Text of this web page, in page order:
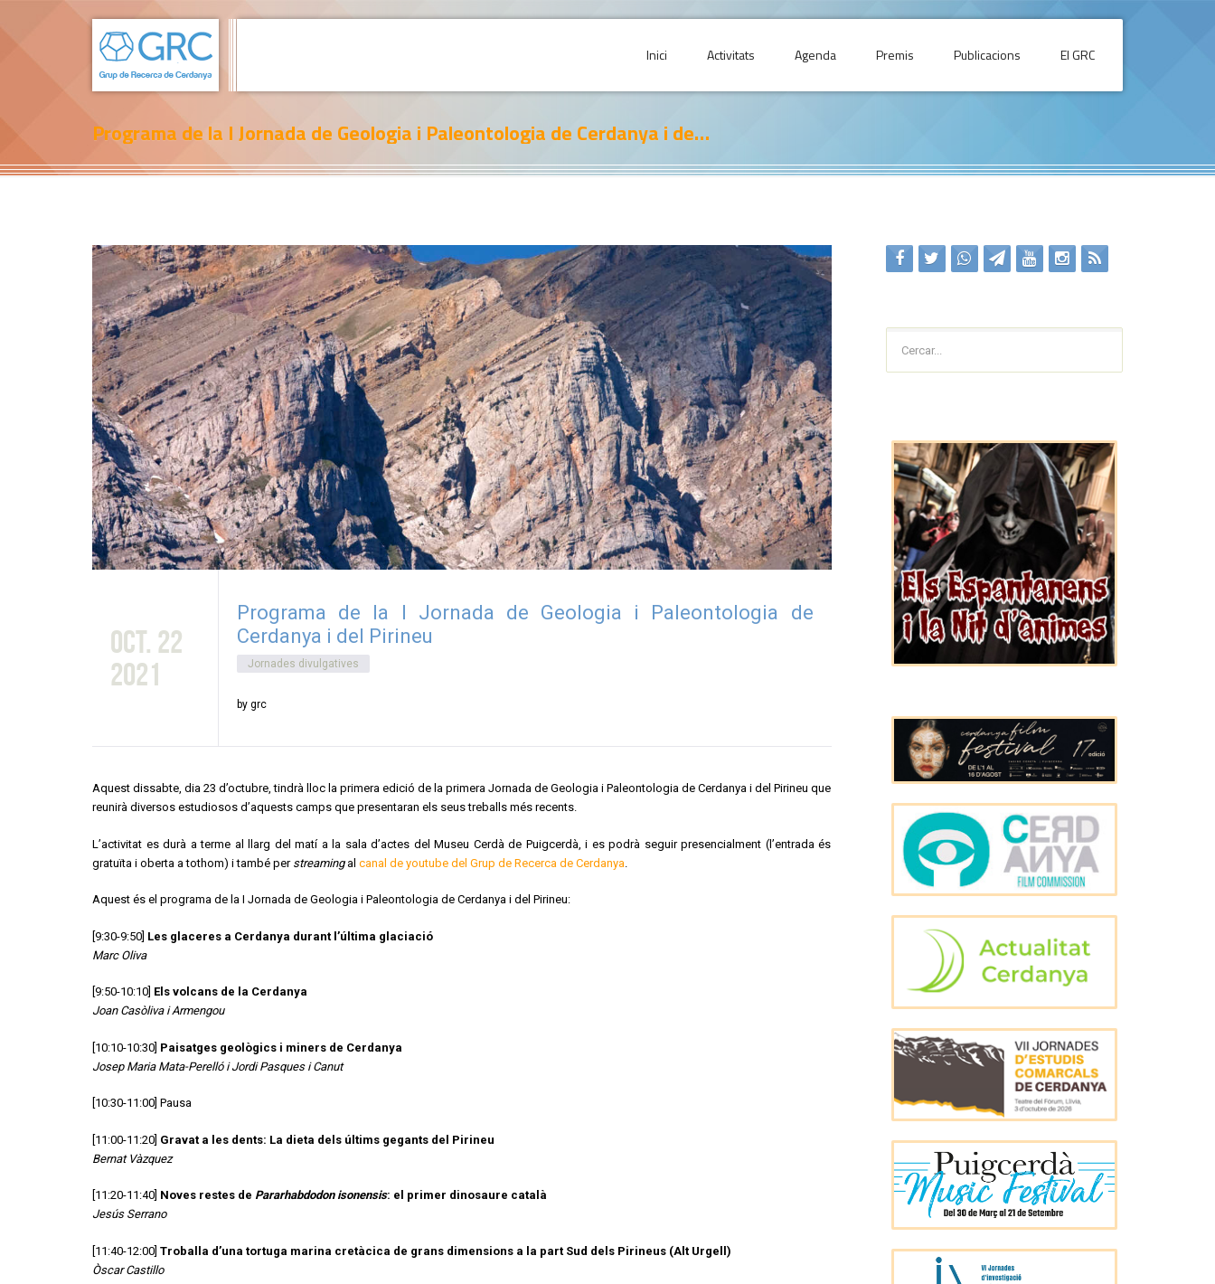
Inici Activitats Agenda Premis Publicacions El GRC
Programa de la I Jornada de Geologia i Paleontologia de Cerdanya i del Pirineu
oct. 22
2021
Programa de la I Jornada de Geologia i Paleontologia de
Cerdanya i del Pirineu
Jornades divulgatives
by grc
Aquest dissabte, dia 23 d’octubre, tindrà lloc la primera edició de la primera Jornada de Geologia i Paleontologia de Cerdanya i del Pirineu que
reunirà diversos estudiosos d’aquests camps que presentaran els seus treballs més recents.
L’activitat es durà a terme al llarg del matí a la sala d’actes del Museu Cerdà de Puigcerdà, i es podrà seguir presencialment (l’entrada és
gratuïta i oberta a tothom) i també per streamingal canal de youtube del Grup de Recerca de Cerdanya
Aquest és el programa de la I Jornada de Geologia i Paleontologia de Cerdanya i del Pirineu:
[9:30-9:50] Les glaceres a Cerdanya durant l’última glaciació
Marc Oliva
[9:50-10:10] Els volcans de la Cerdanya
Joan Casòliva i Armengou
[10:10-10:30] Paisatges geològics i miners de Cerdanya
Josep Maria Mata-Perelló i Jordi Pasques i Canut
[10:30-11:00] Pausa
[11:00-11:20] Gravat a les dents: La dieta dels últims gegants del Pirineu
Bernat Vàzquez
[11:20-11:40] Noves restes de Pararhabdodon isonensis: el primer dinosaure català
Jesús Serrano
[11:40-12:00] Troballa d’una tortuga marina cretàcica de grans dimensions a la part Sud dels Pirineus (Alt Urgell)
Òscar Castillo